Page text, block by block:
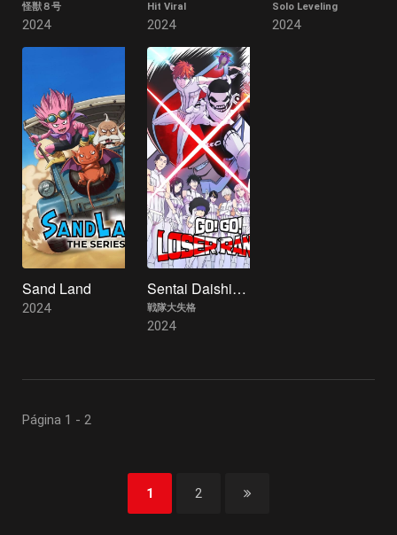
怪獣８号
2024
Hit Viral
2024
Solo Leveling
2024
Sand Land
2024
Sentai Daishikkaku
戦隊大失格
2024
Página 1 - 2
1 2